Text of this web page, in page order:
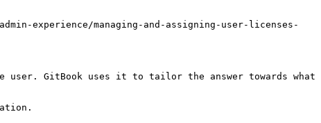
experience/managing-and-assigning-user-licenses-
GitBook uses it to tailor the answer towards what